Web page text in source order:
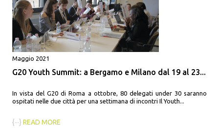
Maggio 2021
G20 Youth Summit: a Bergamo e Milano dal 19 al 23...
In vista del G20 di Roma a ottobre, 80 delegati under 30 saranno
ospitati nelle due città per una settimana di incontri Il Youth...
{···} READ MORE